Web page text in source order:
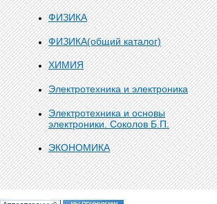
ФИЗИКА
ФИЗИКА(общий каталог)
ХИМИЯ
Электротехника и электроника
Электротехника и основы
электроники. Соколов Б.П.
ЭКОНОМИКА